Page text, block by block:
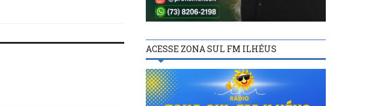
ACESSE ZONA SUL FM ILHÉUS